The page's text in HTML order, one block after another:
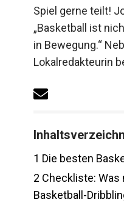
Spiel gerne teilt!
„Basketball ist
in Bewegung.“
Lokalredakteurin
Die besten
Checkliste: Was
großartigen